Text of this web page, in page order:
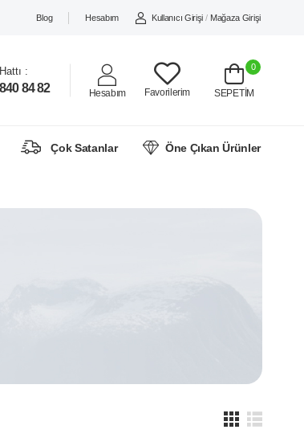
Blog Hesabım Kullanıcı Girişi / Mağaza Girişi
:
84 82 Hesabım Favorilerim
0
SEPETİM
Çok Satanlar Öne Çıkan Ürünler